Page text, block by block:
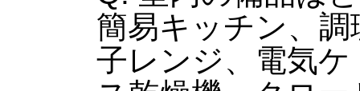
簡易キッチン、
子レンジ、電気